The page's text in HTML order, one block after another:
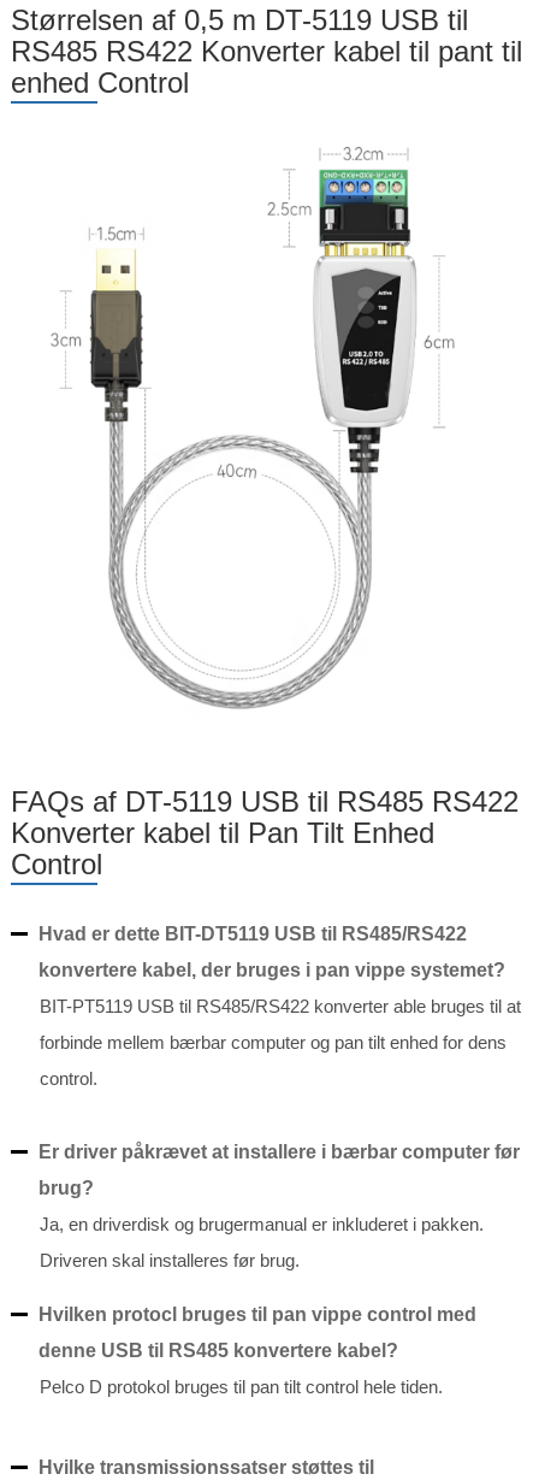
Størrelsen af 0,5 m DT-5119 USB til
RS485 RS422 Konverter kabel til pant til
enhed Control
FAQs af DT-5119 USB til RS485 RS422
Konverter kabel til Pan Tilt Enhed
Control
Hvad er dette BIT-DT5119 USB til RS485/RS422
konvertere kabel, der bruges i pan vippe systemet?
BIT-PT5119 USB til RS485/RS422 konverter able bruges til at
forbinde mellem bærbar computer og pan tilt enhed for dens
control.
Er driver påkrævet at installere i bærbar computer før
brug?
Ja, en driverdisk og brugermanual er inkluderet i pakken.
Driveren skal installeres før brug.
Hvilken protocl bruges til pan vippe control med
denne USB til RS485 konvertere kabel?
Pelco D protokol bruges til pan tilt control hele tiden.
Hvilke transmissionssatser støttes til